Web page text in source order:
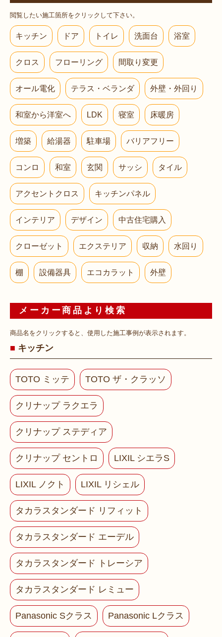
閲覧したい施工箇所をクリックして下さい。
キッチン ドア トイレ 洗面台 浴室
クロス フローリング 間取り変更
オール電化 テラス・ベランダ 外壁・外回り
和室から洋室へ LDK 寝室 床暖房
増築 給湯器 駐車場 バリアフリー
コンロ 和室 玄関 サッシ タイル
アクセントクロス キッチンパネル
インテリア デザイン 中古住宅購入
クローゼット エクステリア 収納 水回り
棚 設備器具 エコカラット 外壁
メーカー商品より検索
商品名をクリックすると、使用した施工事例が表示されます。
キッチン
TOTO ミッテ TOTO ザ・クラッソ
クリナップ ラクエラ
クリナップ ステディア
クリナップ セントロ LIXIL シエラS
LIXIL ノクト LIXIL リシェル
タカラスタンダード リフィット
タカラスタンダード エーデル
タカラスタンダード トレーシア
タカラスタンダード レミュー
Panasonic Sクラス Panasonic Lクラス